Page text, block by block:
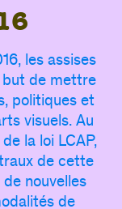
6
les assises
but de mettre
politiques et
visuels. Au
la loi LCAP,
de cette
nouvelles
de